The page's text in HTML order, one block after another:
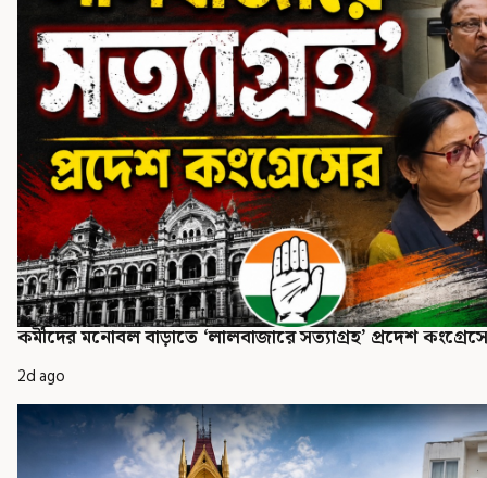
কর্মীদের মনোবল বাড়াতে ‘লালবাজারে সত্যাগ্রহ’ প্রদেশ
2d ago